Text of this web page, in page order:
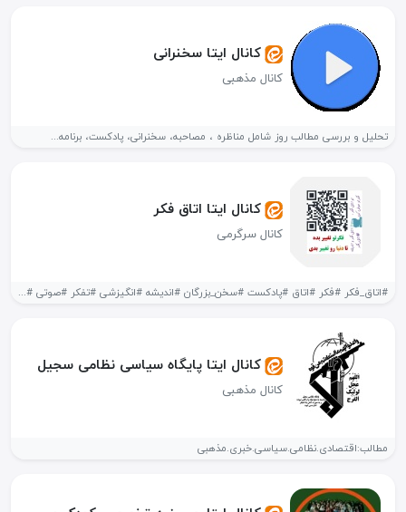
کانال ایتا سخنرانی
کانال مذهبی
تحلیل و بررسی مطالب روز شامل مناظره ، مصاحبه، سخنرانی، پادکست، برنامه...
کانال ایتا اتاق فکر
کانال سرگرمی
#اتاق_فکر #فکر #اتاق #پادکست #سخن_بزرگان #اندیشه #انگیزشی #تفکر #صوتی #کتاب #کتاب_صوتی کتاب...
کانال ایتا پایگاه سیاسی نظامی سجیل
کانال مذهبی
مطالب:اقتصادی.نظامی.سیاسی.خبری.مذهبی